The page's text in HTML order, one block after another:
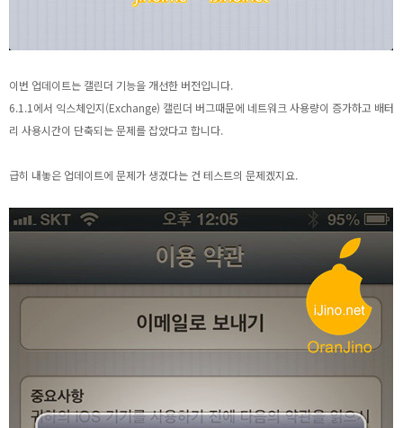
이번 업데이트는 캘린더 기능을 개선한 버전입니다.
6.1.1에서 익스체인지(Exchange) 캘린더 버그때문에 네트워크 사용량이 증가하고 배터
리 사용시간이 단축되는 문제를 잡았다고 합니다.
급히 내놓은 업데이트에 문제가 생겼다는 건 테스트의 문제겠지요.